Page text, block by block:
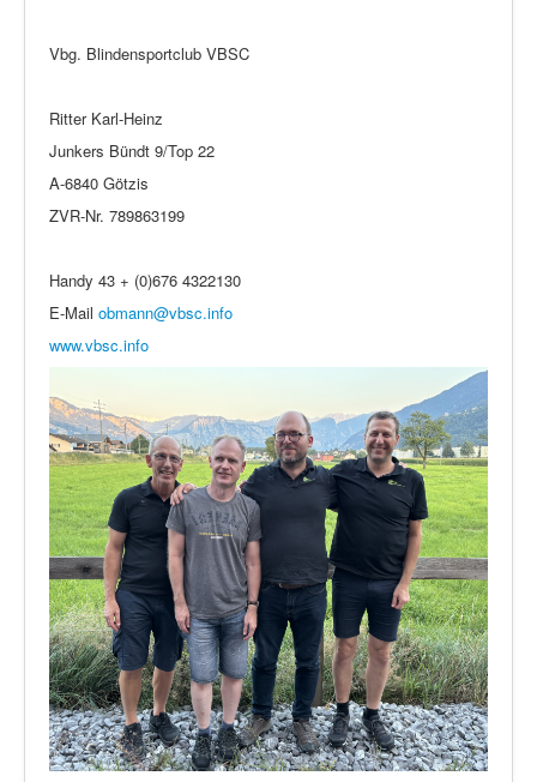
Vbg. Blindensportclub VBSC
Ritter Karl-Heinz
Junkers Bündt 9/Top 22
A-6840 Götzis
ZVR-Nr. 789863199
Handy 43 + (0)676 4322130
E-Mail obmann@vbsc.info
www.vbsc.info